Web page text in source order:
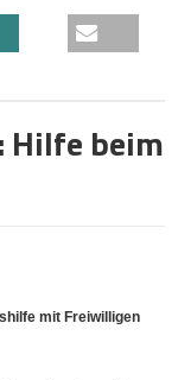
Hilfe beim
mit Freiwilligen